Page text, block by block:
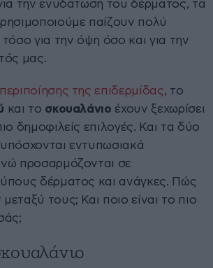
την ενυδάτωση του δέρματος, τα
παίζουν πολύ
για την όψη όσο και για την
μας.
περιποίησης της επιδερμίδας, το
και το σκουαλάνιο έχουν ξεχωρίσει
δημοφιλείς επιλογές. Και τα δύο
εντυπωσιακά
προσαρμόζονται σε
δέρματος και ανάγκες. Πώς
τους; Και ποιο είναι το πιο